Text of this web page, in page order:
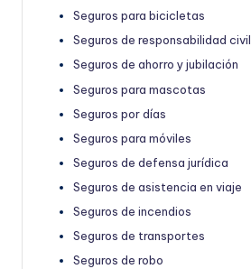
Seguros para bicicletas
Seguros de responsabilidad civil
Seguros de ahorro y jubilación
Seguros para mascotas
Seguros por días
Seguros para móviles
Seguros de defensa jurídica
Seguros de asistencia en viaje
Seguros de incendios
Seguros de transportes
Seguros de robo